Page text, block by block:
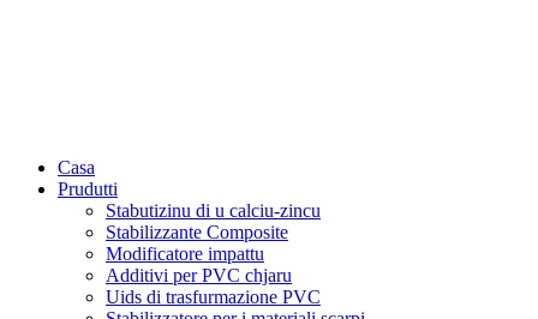
Casa
Prudutti
Stabutizinu di u calciu-zincu
Stabilizzante Composite
Modificatore impattu
Additivi per PVC chjaru
Uids di trasfurmazione PVC